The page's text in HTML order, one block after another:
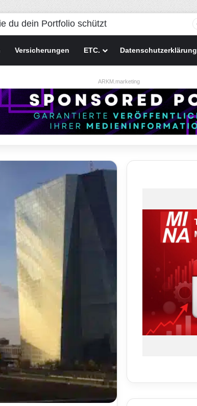
Versicherungen ETC. Datenschutzerklärung
ARKM.marketing